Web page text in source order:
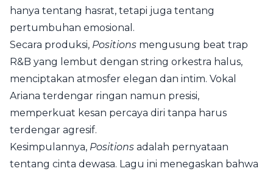
hanya tentang hasrat, tetapi juga tentang
pertumbuhan emosional.
Secara produksi, Positions mengusung beat trap
R&B yang lembut dengan string orkestra halus,
menciptakan atmosfer elegan dan intim. Vokal
Ariana terdengar ringan namun presisi,
memperkuat kesan percaya diri tanpa harus
terdengar agresif.
Kesimpulannya, Positions adalah pernyataan
tentang cinta dewasa. Lagu ini menegaskan bahwa